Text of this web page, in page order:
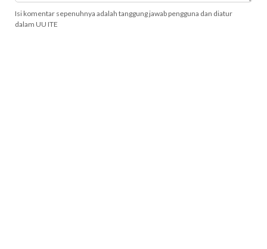
Isi komentar sepenuhnya adalah tanggung jawab pengguna dan diatur
dalam UU ITE